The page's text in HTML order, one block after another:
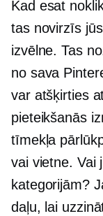
Kad esat
tas novirzīs
izvēlne. Tas
no sava
var atšķirties
pieteikšanās
tīmekļa
vai vietne. Vai
kategorijām?
daļu, lai